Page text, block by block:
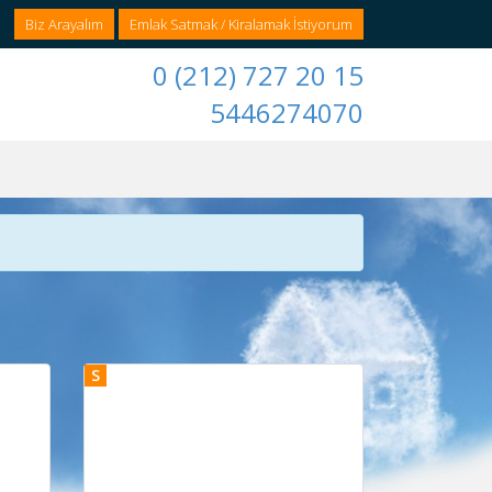
Biz Arayalım Emlak Satmak / Kiralamak İstiyorum
0 (212) 727 20 15
5446274070
S